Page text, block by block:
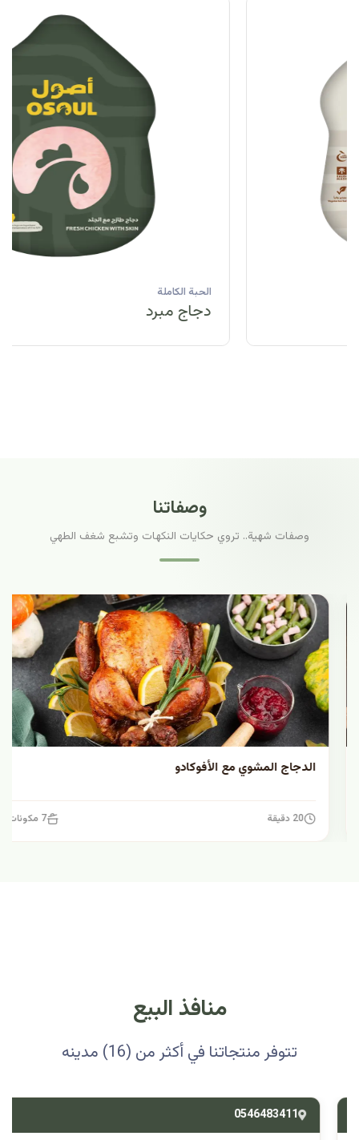
وصفاتنا
وصفات شهية.. تروي حكايات النكهات وتشبع شغف الطهي
الدجاج المشوي مع الأفوكادو
20 دقيقة
منافذ البيع
تتوفر منتجاتنا في أكثر من (16) مدينه
0546483411